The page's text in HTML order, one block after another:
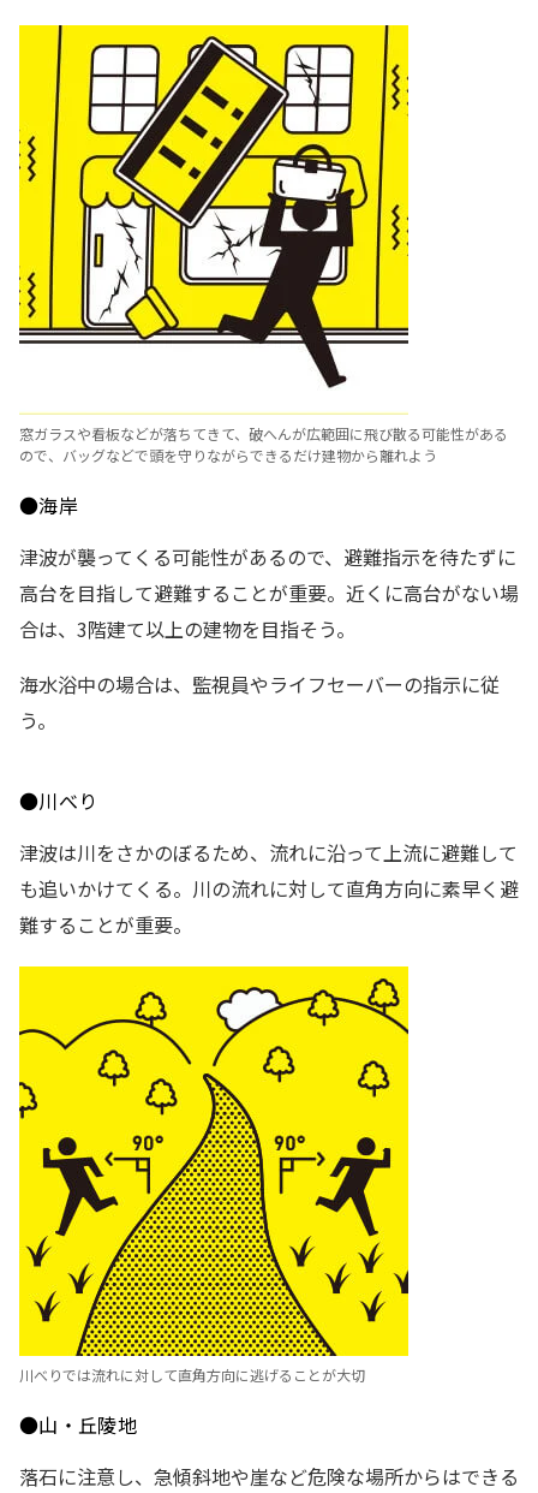
窓ガラスや看板などが落ちてきて、破へんが広範囲に飛び散る可能性がある
ので、バッグなどで頭を守りながらできるだけ建物から離れよう
●海岸
津波が襲ってくる可能性があるので、避難指示を待たずに
高台を目指して避難することが重要。近くに高台がない場
合は、3階建て以上の建物を目指そう。
海水浴中の場合は、監視員やライフセーバーの指示に従
う。
●川べり
津波は川をさかのぼるため、流れに沿って上流に避難して
も追いかけてくる。川の流れに対して直角方向に素早く避
難することが重要。
川べりでは流れに対して直角方向に逃げることが大切
●山・丘陵地
落石に注意し、急傾斜地や崖など危険な場所からはできる